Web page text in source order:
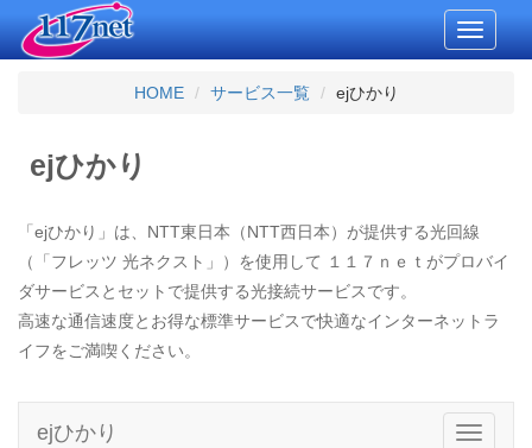
HOME サービス一覧 ejひかり
Toggle
ejひかり
「ejひかり」は、NTT東日本（NTT西日本）が提供する光回線
（「フレッツ 光ネクスト」）を使用して １１７ｎｅｔがプロバイ
ダサービスとセットで提供する光接続サービスです。
高速な通信速度とお得な標準サービスで快適なインターネットラ
イフをご満喫ください。
Toggle
ejひかり